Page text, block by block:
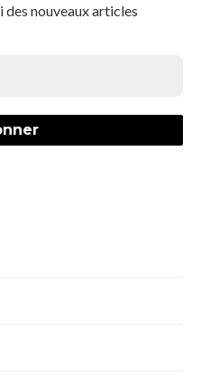
nouveaux articles